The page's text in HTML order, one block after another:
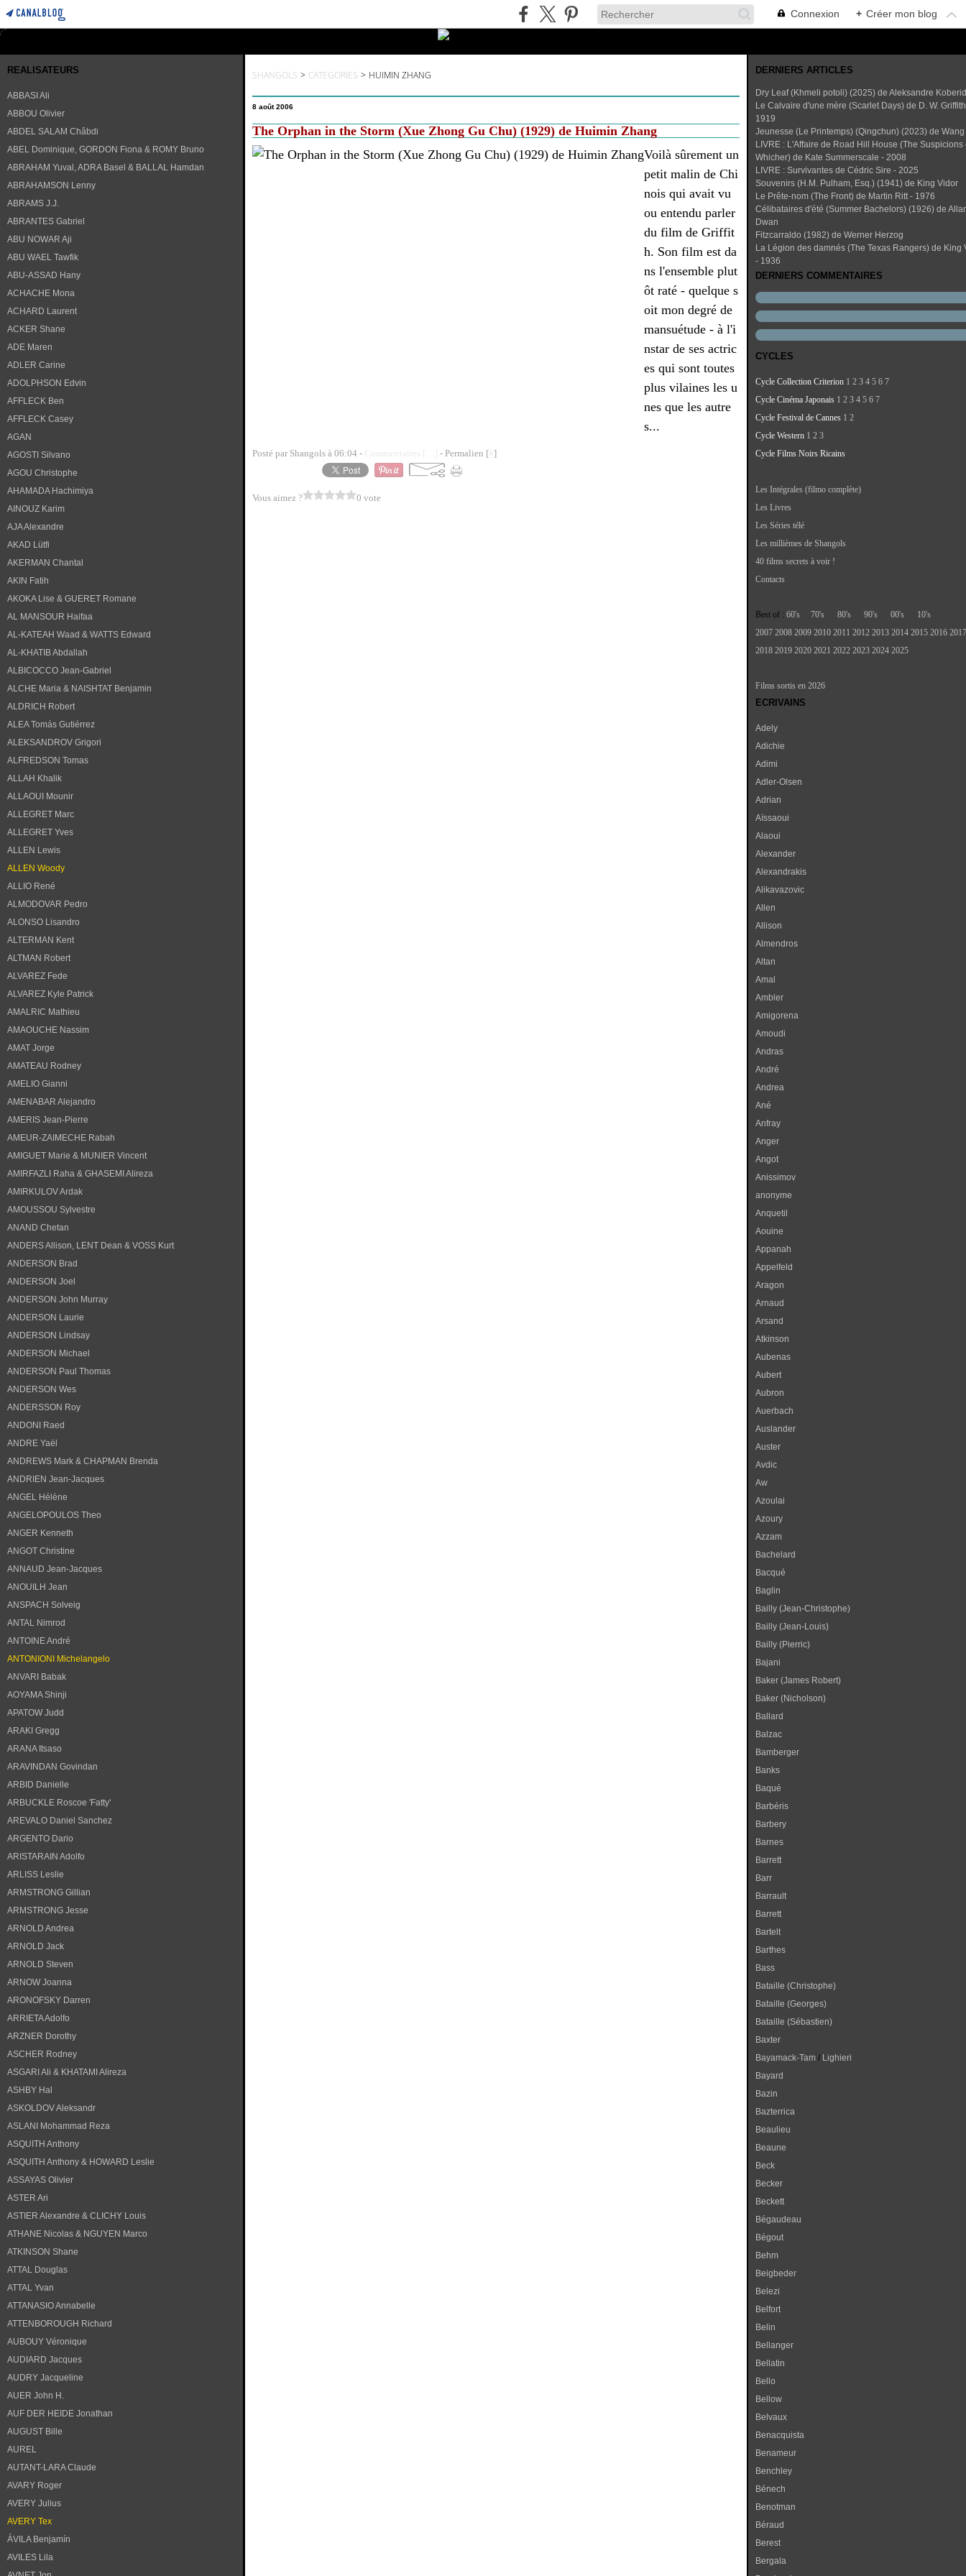
Connexion + Créer mon blog
REALISATEURS
ABBASI Ali
ABBOU Olivier
ABDEL SALAM Châbdi
ABEL Dominique, GORDON Fiona & ROMY Bruno
ABRAHAM Yuval, ADRA Basel & BALLAL Hamdan
ABRAHAMSON Lenny
ABRAMS J.J.
ABRANTES Gabriel
ABU NOWAR Aji
ABU WAEL Tawfik
ABU-ASSAD Hany
ACHACHE Mona
ACHARD Laurent
ACKER Shane
ADE Maren
ADLER Carine
ADOLPHSON Edvin
AFFLECK Ben
AFFLECK Casey
AGAN
AGOSTI Silvano
AGOU Christophe
AHAMADA Hachimiya
AINOUZ Karim
AJA Alexandre
AKAD Lütfi
AKERMAN Chantal
AKIN Fatih
AKOKA Lise & GUERET Romane
AL MANSOUR Haifaa
AL-KATEAH Waad & WATTS Edward
AL-KHATIB Abdallah
ALBICOCCO Jean-Gabriel
ALCHE Maria & NAISHTAT Benjamin
ALDRICH Robert
ALEA Tomás Gutiérrez
ALEKSANDROV Grigori
ALFREDSON Tomas
ALLAH Khalik
ALLAOUI Mounir
ALLEGRET Marc
ALLEGRET Yves
ALLEN Lewis
ALLEN Woody
ALLIO René
ALMODOVAR Pedro
ALONSO Lisandro
ALTERMAN Kent
ALTMAN Robert
ALVAREZ Fede
ALVAREZ Kyle Patrick
AMALRIC Mathieu
AMAOUCHE Nassim
AMAT Jorge
AMATEAU Rodney
AMELIO Gianni
AMENABAR Alejandro
AMERIS Jean-Pierre
AMEUR-ZAIMECHE Rabah
AMIGUET Marie & MUNIER Vincent
AMIRFAZLI Raha & GHASEMI Alireza
AMIRKULOV Ardak
AMOUSSOU Sylvestre
ANAND Chetan
ANDERS Allison, LENT Dean & VOSS Kurt
ANDERSON Brad
ANDERSON Joel
ANDERSON John Murray
ANDERSON Laurie
ANDERSON Lindsay
ANDERSON Michael
ANDERSON Paul Thomas
ANDERSON Wes
ANDERSSON Roy
ANDONI Raed
ANDRE Yaël
ANDREWS Mark & CHAPMAN Brenda
ANDRIEN Jean-Jacques
ANGEL Hélène
ANGELOPOULOS Theo
ANGER Kenneth
ANGOT Christine
ANNAUD Jean-Jacques
ANOUILH Jean
ANSPACH Solveig
ANTAL Nimrod
ANTOINE André
ANTONIONI Michelangelo
ANVARI Babak
AOYAMA Shinji
APATOW Judd
ARAKI Gregg
ARANA Itsaso
ARAVINDAN Govindan
ARBID Danielle
ARBUCKLE Roscoe 'Fatty'
AREVALO Daniel Sanchez
ARGENTO Dario
ARISTARAIN Adolfo
ARLISS Leslie
ARMSTRONG Gillian
ARMSTRONG Jesse
ARNOLD Andrea
ARNOLD Jack
ARNOLD Steven
ARNOW Joanna
ARONOFSKY Darren
ARRIETA Adolfo
ARZNER Dorothy
ASCHER Rodney
ASGARI Ali & KHATAMI Alireza
ASHBY Hal
ASKOLDOV Aleksandr
ASLANI Mohammad Reza
ASQUITH Anthony
ASQUITH Anthony & HOWARD Leslie
ASSAYAS Olivier
ASTER Ari
ASTIER Alexandre & CLICHY Louis
ATHANE Nicolas & NGUYEN Marco
ATKINSON Shane
ATTAL Douglas
ATTAL Yvan
ATTANASIO Annabelle
ATTENBOROUGH Richard
AUBOUY Véronique
AUDIARD Jacques
AUDRY Jacqueline
AUER John H.
AUF DER HEIDE Jonathan
AUGUST Bille
AUREL
AUTANT-LARA Claude
AVARY Roger
AVERY Julius
AVERY Tex
ÁVILA Benjamín
AVILES Lila
SHANGOLS > CATEGORIES > HUIMIN ZHANG
8 août 2006
The Orphan in the Storm (Xue Zhong Gu Chu) (1929) de Huimin Zhang
Voilà sûrement un
petit malin de Chi
nois qui avait vu
ou entendu parler
du film de Griffit
h. Son film est da
ns l'ensemble plut
ôt raté - quelque s
oit mon degré de
mansuétude - à l'i
nstar de ses actric
es qui sont toutes
plus vilaines les u
nes que les autre
s...
Posté par Shangols à 06:04 - Commentaires [ - Permalien [ ]
Vous aimez ? 0 vote
DERNIERS ARTICLES
Dry Leaf (Khmeli potoli) (2025) de Aleksandre
Le Calvaire d'une mère (Scarlet Days) de D. W.
1919
Jeunesse (Le Printemps) (Qingchun) (2023) de
LIVRE : L'Affaire de Road Hill House (The Suspicions
Whicher) de Kate Summerscale - 2008
LIVRE : Survivantes de Cédric Sire - 2025
Souvenirs (H.M. Pulham, Esq.) (1941) de King Vidor
Le Prête-nom (The Front) de Martin Ritt - 1976
Célibataires d'été (Summer Bachelors) (1926) de
Dwan
Fitzcarraldo (1982) de Werner Herzog
La Légion des damnés (The Texas Rangers) de King
- 1936
DERNIERS COMMENTAIRES
CYCLES
Cycle Collection Criterion 1 2 3 4 5 6 7
Cycle Cinéma Japonais 1 2 3 4 5 6 7
Cycle Festival de Cannes 1 2
Cycle Western 1 2 3
Cycle Films Noirs Ricains
Les Intégrales (filmo complète)
Les Livres
Les Séries télé
Les millièmes de Shangols
40 films secrets à voir !
Contacts
Best of : 60's 70's 80's 90's 00's
10's
2007 2008 2009 2010 2011 2012 2013 2014 2015 2016 2017
2018 2019 2020 2021 2022 2023 2024 2025
Films sortis en 2026
ECRIVAINS
Adely
Adichie
Adimi
Adler-Olsen
Adrian
Aïssaoui
Alaoui
Alexander
Alexandrakis
Alikavazovic
Allen
Allison
Almendros
Altan
Amal
Ambler
Amigorena
Amoudi
Andras
André
Andrea
Ané
Anfray
Anger
Angot
Anissimov
anonyme
Anquetil
Aouine
Appanah
Appelfeld
Aragon
Arnaud
Arsand
Atkinson
Aubenas
Aubert
Aubron
Auerbach
Auslander
Auster
Avdic
Aw
Azoulai
Azoury
Azzam
Bachelard
Bacqué
Baglin
Bailly (Jean-Christophe)
Bailly (Jean-Louis)
Bailly (Pierric)
Bajani
Baker (James Robert)
Baker (Nicholson)
Ballard
Balzac
Bamberger
Banks
Baqué
Barbéris
Barbery
Barnes
Barrett
Barr
Barrault
Barrett
Bartelt
Barthes
Bass
Bataille (Christophe)
Bataille (Georges)
Bataille (Sébastien)
Baxter
Bayamack-Tam / Lighieri
Bayard
Bazin
Bazterrica
Beaulieu
Beaune
Beck
Becker
Beckett
Bégaudeau
Bégout
Behm
Beigbeder
Belezi
Belfort
Belin
Bellanger
Bellatin
Bello
Bellow
Belvaux
Benacquista
Benameur
Benchley
Bénech
Benotman
Béraud
Berest
Bergala